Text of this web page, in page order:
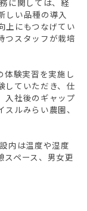
しい品種の導入
上にもつなげてい
つスタッフが栽培
体験実習を実施し
していただき、仕
入社後のギャップ
ルみらい農園、
内は温度や湿度
スペース、男女更